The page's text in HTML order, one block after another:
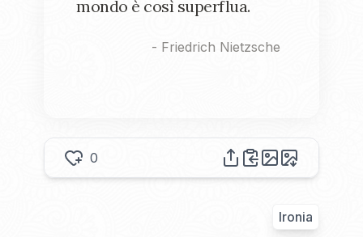
mondo è così superflua.
- Friedrich Nietzsche
0
Ironia